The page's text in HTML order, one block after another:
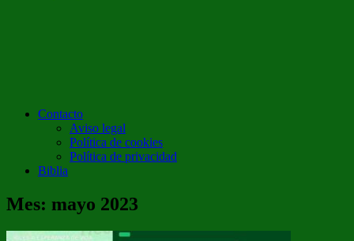
Contacto
Aviso legal
Política de cookies
Política de privacidad
Biblia
Mes: mayo 2023